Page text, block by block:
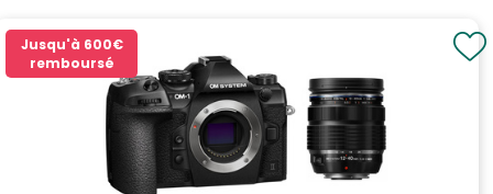
Jusqu'à 600€
remboursé